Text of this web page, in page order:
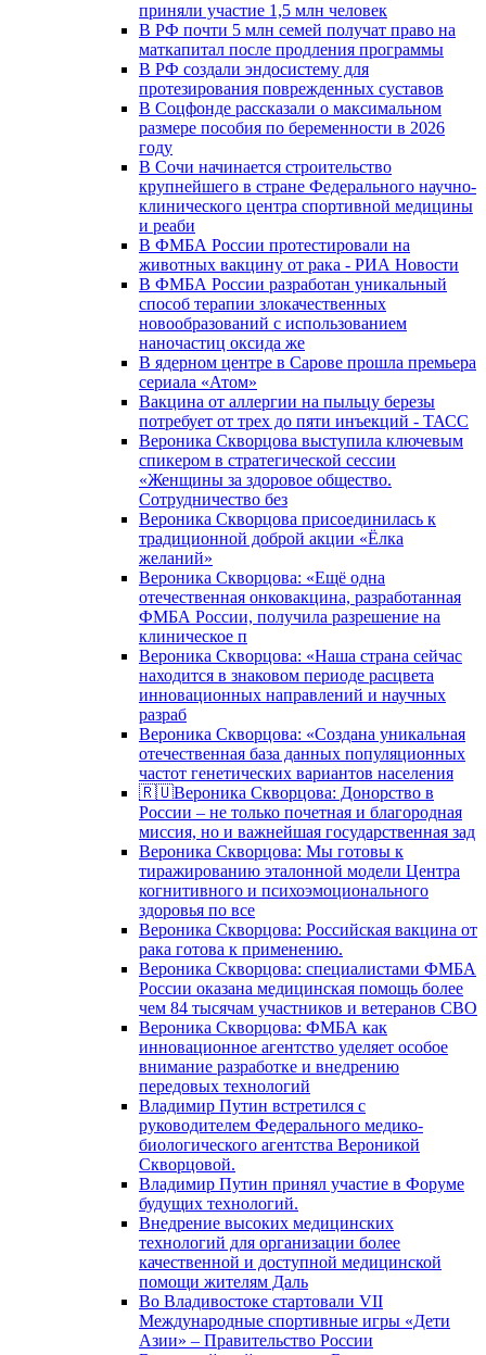
приняли участие 1,5 млн человек
В РФ почти 5 млн семей получат право на
маткапитал после продления программы
В РФ создали эндосистему для
протезирования поврежденных суставов
В Соцфонде рассказали о максимальном
размере пособия по беременности в 2026
году
В Сочи начинается строительство
крупнейшего в стране Федерального научно-
клинического центра спортивной медицины
и реаби
В ФМБА России протестировали на
животных вакцину от рака - РИА Новости
В ФМБА России разработан уникальный
способ терапии злокачественных
новообразований с использованием
наночастиц оксида же
В ядерном центре в Сарове прошла премьера
сериала «Атом»
Вакцина от аллергии на пыльцу березы
потребует от трех до пяти инъекций - ТАСС
Вероника Скворцова выступила ключевым
спикером в стратегической сессии
«Женщины за здоровое общество.
Сотрудничество без
Вероника Скворцова присоединилась к
традиционной доброй акции «Ёлка
желаний»
Вероника Скворцова: «Ещё одна
отечественная онковакцина, разработанная
ФМБА России, получила разрешение на
клиническое п
Вероника Скворцова: «Наша страна сейчас
находится в знаковом периоде расцвета
инновационных направлений и научных
разраб
Вероника Скворцова: «Создана уникальная
отечественная база данных популяционных
частот генетических вариантов населения
🇷🇺Вероника Скворцова: Донорство в
России – не только почетная и благородная
миссия, но и важнейшая государственная зад
Вероника Скворцова: Мы готовы к
тиражированию эталонной модели Центра
когнитивного и психоэмоционального
здоровья по все
Вероника Скворцова: Российская вакцина от
рака готова к применению.
Вероника Скворцова: специалистами ФМБА
России оказана медицинская помощь более
чем 84 тысячам участников и ветеранов СВО
Вероника Скворцова: ФМБА как
инновационное агентство уделяет особое
внимание разработке и внедрению
передовых технологий
Владимир Путин встретился с
руководителем Федерального медико-
биологического агентства Вероникой
Скворцовой.
Владимир Путин принял участие в Форуме
будущих технологий.
Внедрение высоких медицинских
технологий для организации более
качественной и доступной медицинской
помощи жителям Даль
Во Владивостоке стартовали VII
Международные спортивные игры «Дети
Азии» – Правительство России